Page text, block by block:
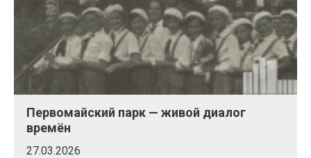
Первомайский парк — живой диалог
времён
27.03.2026